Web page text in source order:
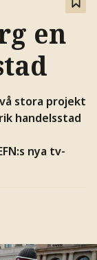
en
stora projekt
handelsstad
nya tv-